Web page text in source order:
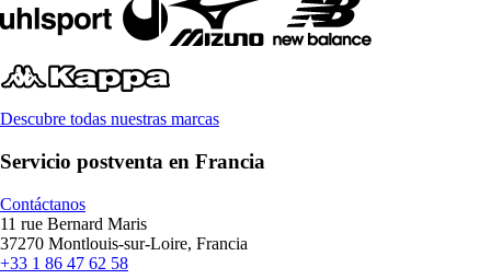
Descubre todas nuestras marcas
Servicio postventa en Francia
Contáctanos
11 rue Bernard Maris
37270 Montlouis-sur-Loire, Francia
+33 1 86 47 62 58